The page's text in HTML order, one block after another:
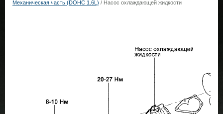
Механическая часть (DOHC 1.6L) / Насос охлаждающей жидкости